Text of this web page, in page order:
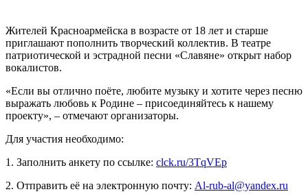
Жителей Красноармейска в возрасте от 18 лет и старше
приглашают пополнить творческий коллектив. В театре
патриотической и эстрадной песни «Славяне» открыт набор
вокалистов.
«Если вы отлично поёте, любите музыку и хотите через песню
выражать любовь к Родине – присоединяйтесь к нашему
проекту», – отмечают организаторы.
Для участия необходимо:
1. Заполнить анкету по ссылке: clck.ru/3TqVEp
2. Отправить её на электронную почту: Al-rub-al@yandex.ru